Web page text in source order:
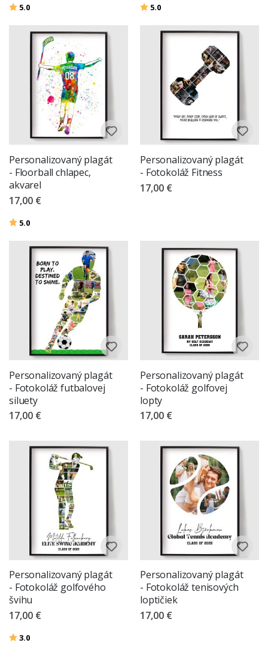
Hodnotenie:
5.0 Hodnotenie:
5.0
Personalizovaný plagát
- Floorball chlapec,
akvarel
17,00 €
Hodnotenie:
5.0
Personalizovaný plagát
- Fotokoláž Fitness
17,00 €
Personalizovaný plagát
- Fotokoláž futbalovej
siluety
17,00 €
Personalizovaný plagát
- Fotokoláž golfovej
lopty
17,00 €
Personalizovaný plagát
- Fotokoláž golfového
švihu
17,00 €
Hodnotenie:
3.0
Personalizovaný plagát
- Fotokoláž tenisových
loptičiek
17,00 €